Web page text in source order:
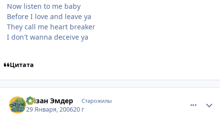
Now listen to me baby
Before I love and leave ya
They call me heart breaker
I don't wanna deceive ya
Цитата
Айзан Эмдер Старожилы
29 Января, 200620 г